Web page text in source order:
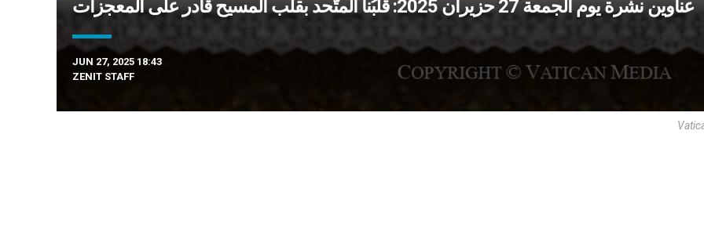
عناوين نشرة يوم الجمعة 27 حزيران 2025: قلبُنا المتّحد بقلب المسيح قادر على المعجزات
JUN 27, 2025 18:43
ZENIT STAFF